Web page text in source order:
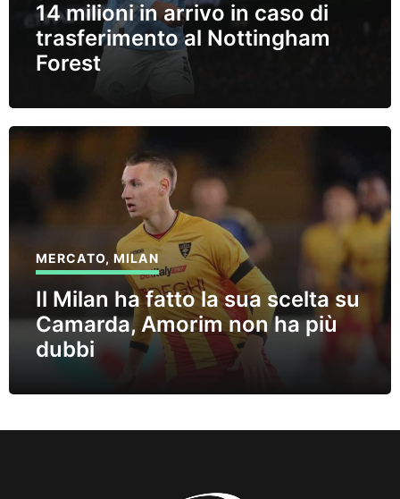
14 milioni in arrivo in caso di
trasferimento al Nottingham
Forest
MERCATO,MILAN
Il Milan ha fatto la sua scelta su
Camarda, Amorim non ha più
dubbi